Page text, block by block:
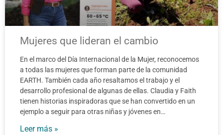
Mujeres que lideran el cambio
En el marco del Día Internacional de la Mujer, reconocemos
a todas las mujeres que forman parte de la comunidad
EARTH. También cada año resaltamos el trabajo y el
desarrollo profesional de algunas de ellas. Claudia y Faith
tienen historias inspiradoras que se han convertido en un
ejemplo a seguir para otras niñas y jóvenes en…
Leer más »